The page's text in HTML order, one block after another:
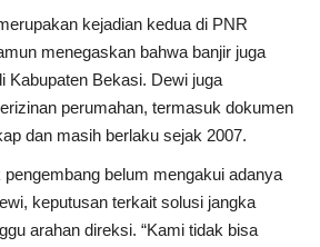
kejadian kedua di PNR
menegaskan bahwa banjir juga
Kabupaten Bekasi. Dewi juga
perumahan, termasuk dokumen
dan masih berlaku sejak 2007.
belum mengakui adanya
keputusan terkait solusi jangka
arahan direksi. “Kami tidak bisa